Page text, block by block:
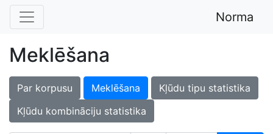
Norma
Meklēšana
Par korpusu Meklēšana
Kļūdu tipu statistika
Kļūdu kombināciju statistika